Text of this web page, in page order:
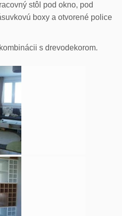
stôl pod okno, pod
boxy a otvorené police
s drevodekorom.